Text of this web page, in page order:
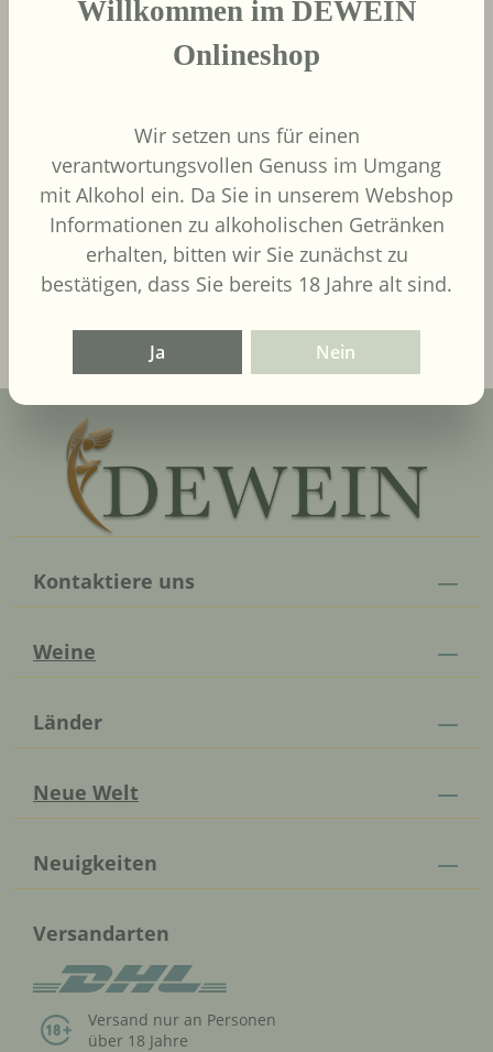
Regulärer Preis:
9,00 €
Inhalt:0.75 Liter(12,00 € / 1
Liter)UVP9,90 €
In den Warenkorb
Kontaktiere uns
Weine
Länder
Neue Welt
Neuigkeiten
Versandarten
Versand nur an Personen
über 18 Jahre
Willkommen im DEWEIN
Onlineshop
Wir setzen uns für einen
verantwortungsvollen Genuss im Umgang
mit Alkohol ein. Da Sie in unserem Webshop
Informationen zu alkoholischen Getränken
erhalten, bitten wir Sie zunächst zu
bestätigen, dass Sie bereits 18 Jahre alt sind.
Ja Nein